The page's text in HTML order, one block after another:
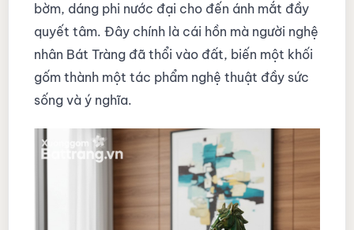
bờm, dáng phi nước đại cho đến ánh mắt đầy
quyết tâm. Đây chính là cái hồn mà người nghệ
nhân Bát Tràng đã thổi vào đất, biến một khối
gốm thành một tác phẩm nghệ thuật đầy sức
sống và ý nghĩa.